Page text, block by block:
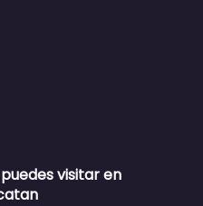
visitar en